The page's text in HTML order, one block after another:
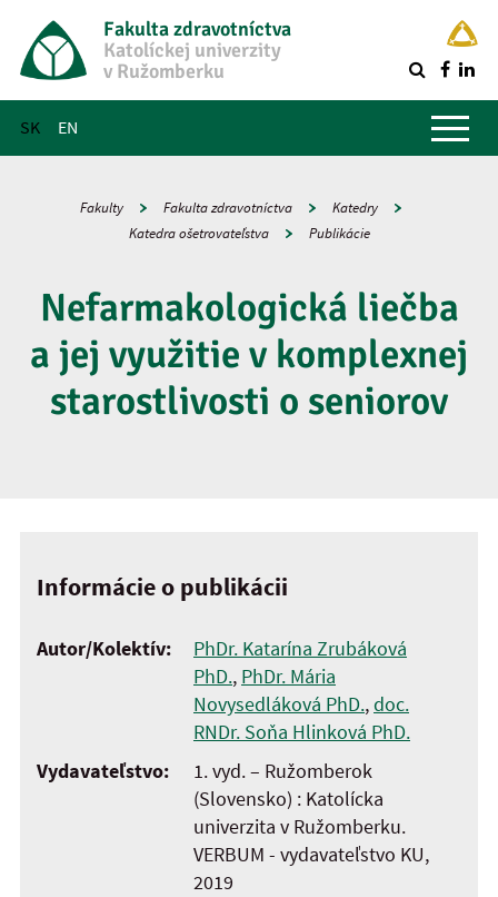
Fakulta zdravotníctva
Katolíckej univerzity
v Ružomberku
SK EN
Hlavné menu
Fakulty Fakulta zdravotníctva
Katedry
Katedra ošetrovateľstva
Publikácie
Nefarmakologická liečba
a jej využitie v komplexnej
starostlivosti o seniorov
Informácie o publikácii
Autor/Kolektív:
PhDr. Katarína Zrubáková
PhD., PhDr. Mária
Novysedláková PhD.,doc.
RNDr. Soňa Hlinková PhD.
Vydavateľstvo:
1. vyd. – Ružomberok
(Slovensko) : Katolícka
univerzita v Ružomberku.
VERBUM - vydavateľstvo KU,
2019